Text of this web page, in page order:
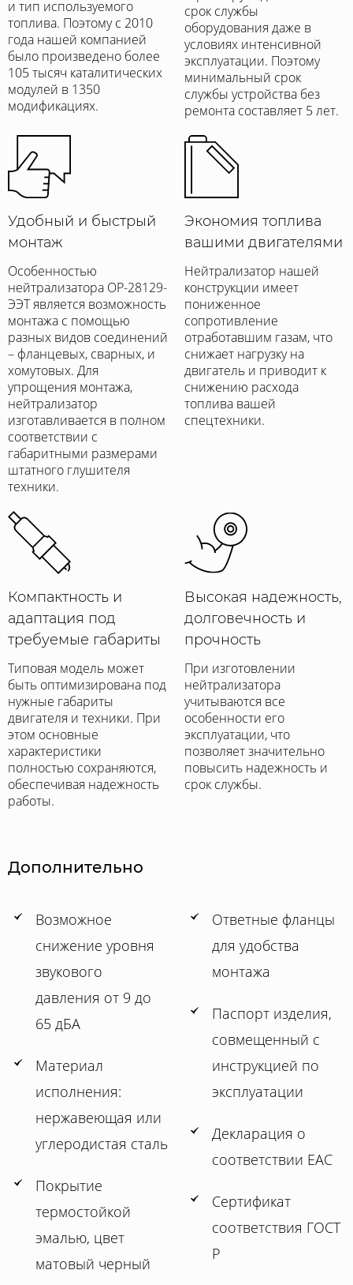
и тип используемого
топлива. Поэтому с 2010
года нашей компанией
было произведено более
105 тысяч каталитических
модулей в 1350
модификациях.
срок службы
оборудования даже в
условиях интенсивной
эксплуатации. Поэтому
минимальный срок
службы устройства без
ремонта составляет 5 лет.
Удобный и быстрый
монтаж
Особенностью
нейтрализатора ОР-28129-
ЭЭТ является возможность
монтажа с помощью
разных видов соединений
– фланцевых, сварных, и
хомутовых. Для
упрощения монтажа,
нейтрализатор
изготавливается в полном
соответствии с
габаритными размерами
штатного глушителя
техники.
Экономия топлива
вашими двигателями
Нейтрализатор нашей
конструкции имеет
пониженное
сопротивление
отработавшим газам, что
снижает нагрузку на
двигатель и приводит к
снижению расхода
топлива вашей
спецтехники.
Компактность и
адаптация под
требуемые габариты
Типовая модель может
быть оптимизирована под
нужные габариты
двигателя и техники. При
этом основные
характеристики
полностью сохраняются,
обеспечивая надежность
работы.
Высокая надежность,
долговечность и
прочность
При изготовлении
нейтрализатора
учитываются все
особенности его
эксплуатации, что
позволяет значительно
повысить надежность и
срок службы.
Дополнительно
Возможное
снижение уровня
звукового
давления от 9 до
65 дБА
Материал
исполнения:
нержавеющая или
углеродистая сталь
Покрытие
термостойкой
эмалью, цвет
матовый черный
Ответные фланцы
для удобства
монтажа
Паспорт изделия,
совмещенный с
инструкцией по
эксплуатации
Декларация о
соответствии ЕАС
Сертификат
соответствия ГОСТ
Р